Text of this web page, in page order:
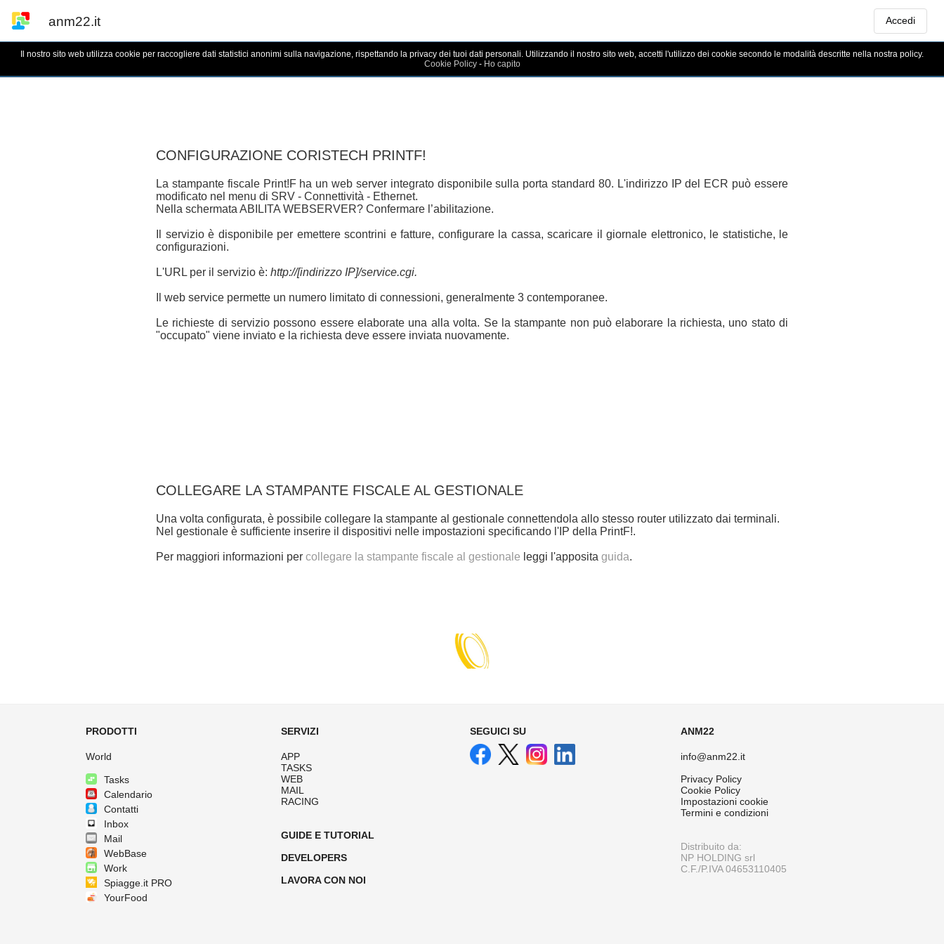
anm22.it Accedi
ANM22 YourBeach|Guida
Il nostro sito web utilizza cookie per raccogliere dati statistici anonimi sulla navigazione, rispettando la privacy dei tuoi dati personali. Utilizzando il nostro sito web, accetti l'utilizzo dei cookie secondo le modalità descritte nella nostra policy.
Cookie Policy- Ho capito
CONFIGURAZIONE CORISTECH PRINTF!
La stampante fiscale Print!F ha un web server integrato disponibile sulla porta standard 80. L'indirizzo IP del ECR può essere
modificato nel menu di SRV - Connettività - Ethernet.
Nella schermata ABILITA WEBSERVER? Confermare l’abilitazione.
Il servizio è disponibile per emettere scontrini e fatture, configurare la cassa, scaricare il giornale elettronico, le statistiche, le
configurazioni.
L'URL per il servizio è: http://[indirizzo IP]/service.cgi.
Il web service permette un numero limitato di connessioni, generalmente 3 contemporanee.
Le richieste di servizio possono essere elaborate una alla volta. Se la stampante non può elaborare la richiesta, uno stato di
"occupato" viene inviato e la richiesta deve essere inviata nuovamente.
COLLEGARE LA STAMPANTE FISCALE AL GESTIONALE
Una volta configurata, è possibile collegare la stampante al gestionale connettendola allo stesso router utilizzato dai terminali.
Nel gestionale è sufficiente inserire il dispositivi nelle impostazioni specificando l'IP della PrintF!.
Per maggiori informazioni per collegare la stampante fiscale al gestionale leggi l'apposita guida.
PRODOTTI
World
Tasks
Calendario
Contatti
Inbox
Mail
WebBase
Work
Spiagge.it PRO
YourFood
SERVIZI
APP
TASKS
WEB
MAIL
RACING
GUIDE E TUTORIAL
DEVELOPERS
LAVORA CON NOI
SEGUICI SU ANM22
info@anm22.it
Privacy Policy
Cookie Policy
Impostazioni cookie
Termini e condizioni
Distribuito da:
NP HOLDING srl
C.F./P.IVA 04653110405